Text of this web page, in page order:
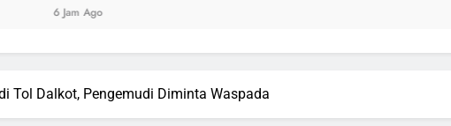
Tol Dalkot, Pengemudi Diminta Waspada